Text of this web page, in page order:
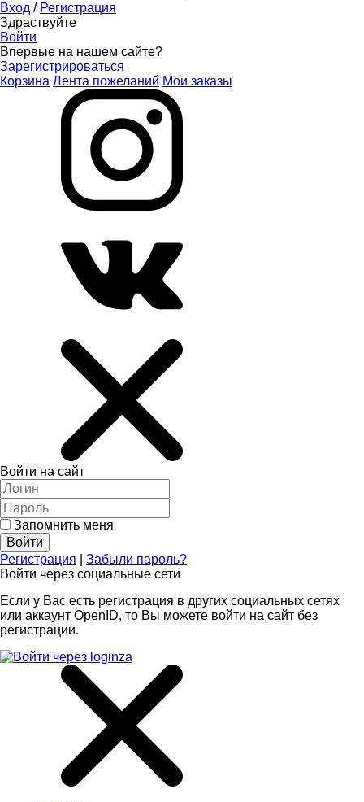
Вход / Регистрация
Здраствуйте
Войти
Впервые на нашем сайте?
Зарегистрироваться
Корзина Лента пожеланий Мои заказы
Войти на сайт
Запомнить меня
Регистрация
Забыли пароль?
Войти через социальные сети
Если у Вас есть регистрация в других социальных сетях
или аккаунт OpenID, то Вы можете войти на сайт без
регистрации.